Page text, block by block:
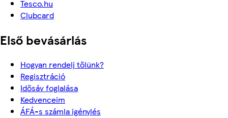
Tesco.hu
Clubcard
Első bevásárlás
Hogyan rendelj tőlünk?
Regisztráció
Idősáv foglalása
Kedvenceim
ÁFÁ-s számla igénylés